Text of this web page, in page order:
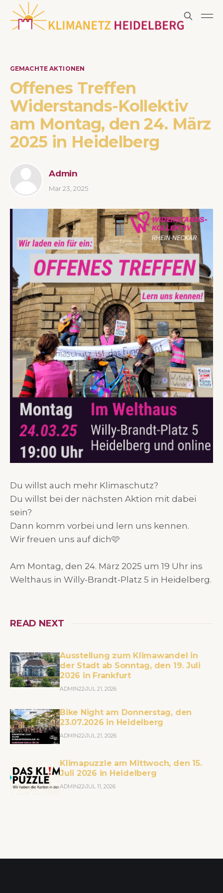
GEMACHTE AKTIONEN
Offenes Treffen
Widerstands-Kollektiv
am Montag, den 24. März
2025 in Heidelberg
Admin
Mar 23, 2025
Du willst auch mehr Klimaschutz?
Du willst bei der nächsten Aktion mit dabei
sein?
Dann komm vorbei und lern uns kennen.
Wir freuen uns auf dich🩷
Am Montag, den 24. März 2025 um 19 Uhr ins
Welthaus in Willy-Brandt-Platz 5 in Heidelberg.
READ NEXT
Ausstellung zum Klimawandel in
der Stadt ab Sonntag, den 19. Juli
2026 in Frankfurt
ADMIN22 JUL 21, 2026
Bike Night am Donnerstag, den
23.07.2026 in Heidelberg
ADMIN22 JUL 21, 2026
Klimapuzzle am Mittwoch, den 15.
Juli 2026 in Heidelberg
ADMIN22 JUL 11, 2026